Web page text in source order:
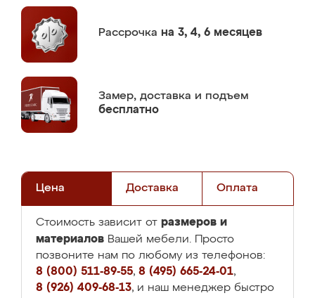
Рассрочка на 3, 4, 6 месяцев
Замер, доставка и подъем
бесплатно
Цена Доставка Оплата
Стоимость зависит от размеров и
материалов Вашей мебели. Просто
позвоните нам по любому из телефонов:
8 (800) 511-89-55, 8 (495) 665-24-01,
8 (926) 409-68-13, и наш менеджер быстро